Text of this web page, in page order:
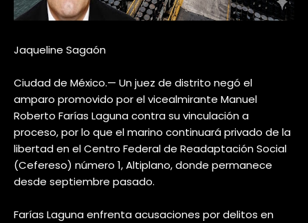
Jaqueline Sagaón
Ciudad de México.— Un juez de distrito negó el
amparo promovido por el vicealmirante Manuel
Roberto Farías Laguna contra su vinculación a
proceso, por lo que el marino continuará privado de la
libertad en el Centro Federal de Readaptación Social
(Cefereso) número 1, Altiplano, donde permanece
desde septiembre pasado.
Farías Laguna enfrenta acusaciones por delitos en